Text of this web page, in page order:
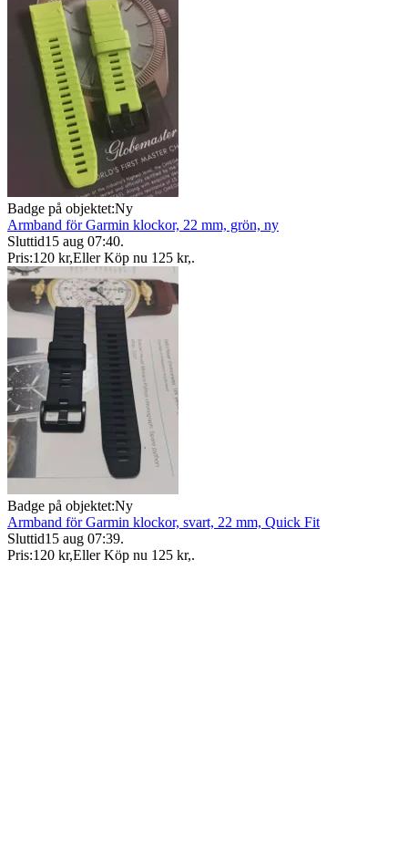
Badge på objektet:Ny
Armband för Garmin klockor, 22 mm, grön, ny
Sluttid15 aug 07:40.
Pris:120 kr,Eller Köp nu 125 kr,.
Badge på objektet:Ny
Armband för Garmin klockor, svart, 22 mm, Quick Fit
Sluttid15 aug 07:39.
Pris:120 kr,Eller Köp nu 125 kr,.